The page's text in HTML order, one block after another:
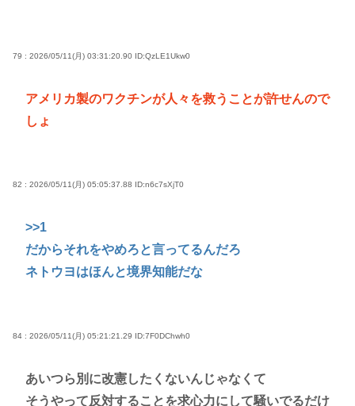
79 : 2026/05/11(月) 03:31:20.90 ID:QzLE1Ukw0
アメリカ製のワクチンが人々を救うことが許せんので
しょ
82 : 2026/05/11(月) 05:05:37.88 ID:n6c7sXjT0
>>1
だからそれをやめろと言ってるんだろ
ネトウヨはほんと境界知能だな
84 : 2026/05/11(月) 05:21:21.29 ID:7F0DChwh0
あいつら別に改憲したくないんじゃなくて
そうやって反対することを求心力にして騒いでるだけ